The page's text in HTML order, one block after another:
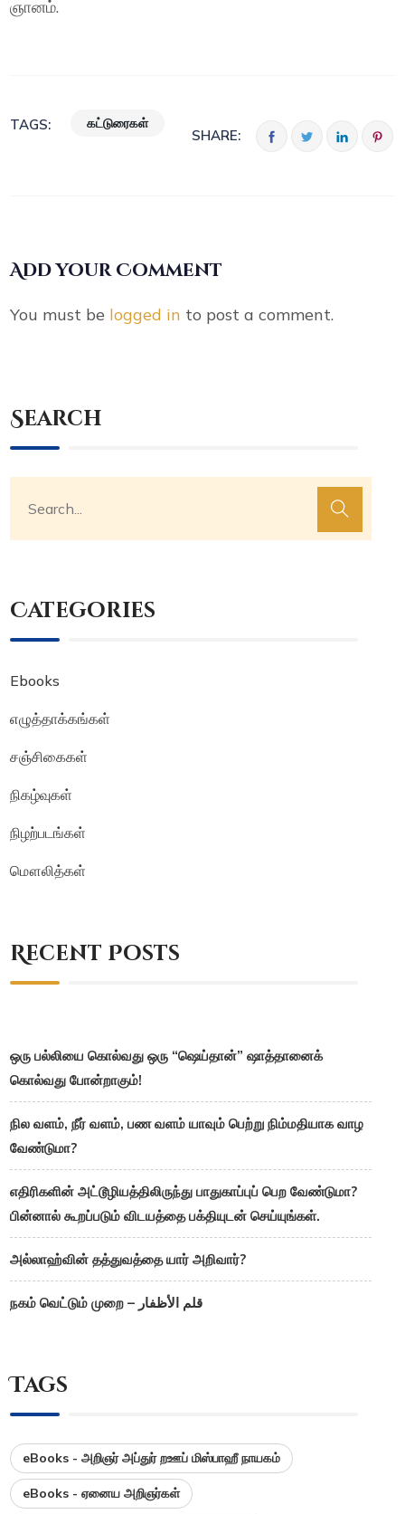
ஞானம்.
TAGS: கட்டுரைகள்
SHARE:
Add your Comment
You must be logged in to post a comment.
Search
Categories
Ebooks
எழுத்தாக்கங்கள்
சஞ்சிகைகள்
நிகழ்வுகள்
நிழற்படங்கள்
மௌலித்கள்
Recent Posts
ஒரு பல்லியை கொல்வது ஒரு “ஷெய்தான்” ஷாத்தானைக்
கொல்வது போன்றாகும்!
நில வளம், நீர் வளம், பண வளம் யாவும் பெற்று நிம்மதியாக வாழ
வேண்டுமா?
எதிரிகளின் அட்டூழியத்திலிருந்து பாதுகாப்புப் பெற வேண்டுமா?
பின்னால் கூறப்படும் விடயத்தை பக்தியுடன் செய்யுங்கள்.
அல்லாஹ்வின் தத்துவத்தை யார் அறிவார்?
நகம் வெட்டும் முறை – قلم الأظفار
Tags
eBooks - அறிஞர் அப்துர் றஊப் மிஸ்பாஹீ நாயகம்
eBooks - ஏனைய அறிஞர்கள்